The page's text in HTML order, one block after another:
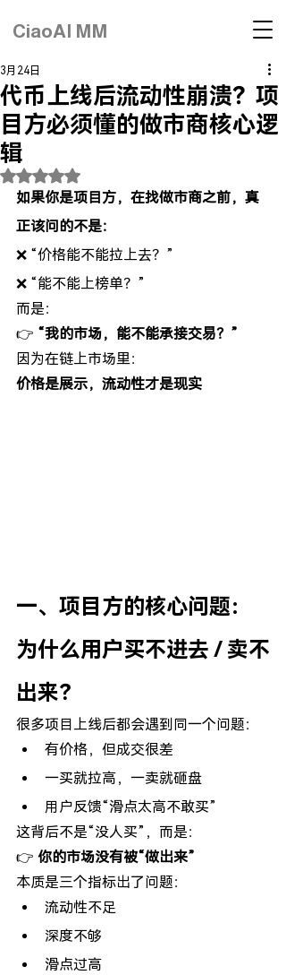
CiaoAI MM
代币上线后流动性崩溃？项
目方必须懂的做市商核心逻
辑
3月24日
評等為 NaN（最高為 5 顆星）。
如果你是项目方，在找做市商之前，真
正该问的不是：
❌ “价格能不能拉上去？”
❌ “能不能上榜单？”
而是：
👉 “我的市场，能不能承接交易？”
因为在链上市场里：
价格是展示，流动性才是现实
一、项目方的核心问题：
为什么用户买不进去 / 卖不
出来？
很多项目上线后都会遇到同一个问题：
有价格，但成交很差
一买就拉高，一卖就砸盘
用户反馈“滑点太高不敢买”
这背后不是“没人买”，而是：
👉 你的市场没有被“做出来”
本质是三个指标出了问题：
流动性不足
深度不够
滑点过高